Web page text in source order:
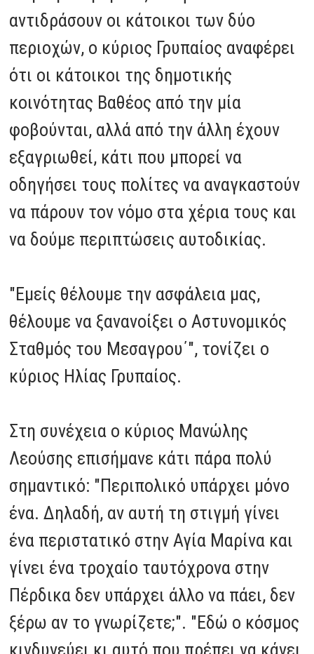
αντιδράσουν οι κάτοικοι των δύο
περιοχών, ο κύριος Γρυπαίος αναφέρει
ότι οι κάτοικοι της δημοτικής
κοινότητας Βαθέος από την μία
φοβούνται, αλλά από την άλλη έχουν
εξαγριωθεί, κάτι που μπορεί να
οδηγήσει τους πολίτες να αναγκαστούν
να πάρουν τον νόμο στα χέρια τους και
να δούμε περιπτώσεις αυτοδικίας.
"Εμείς θέλουμε την ασφάλεια μας,
θέλουμε να ξανανοίξει ο Αστυνομικός
Σταθμός του Μεσαγρου΄", τονίζει ο
κύριος Ηλίας Γρυπαίος.
Στη συνέχεια ο κύριος Μανώλης
Λεούσης επισήμανε κάτι πάρα πολύ
σημαντικό: "Περιπολικό υπάρχει μόνο
ένα. Δηλαδή, αν αυτή τη στιγμή γίνει
ένα περιστατικό στην Αγία Μαρίνα και
γίνει ένα τροχαίο ταυτόχρονα στην
Πέρδικα δεν υπάρχει άλλο να πάει, δεν
ξέρω αν το γνωρίζετε;". "Εδώ ο κόσμος
κινδυνεύει κι αυτό που πρέπει να κάνει